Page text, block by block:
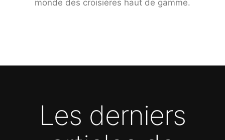
monde des croisières haut de gamme.
Les derniers